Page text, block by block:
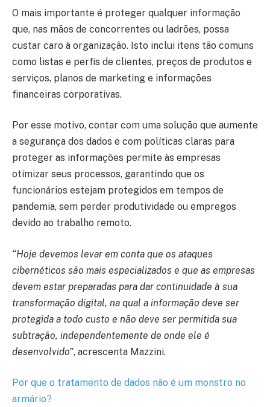
O mais importante é proteger qualquer informação
que, nas mãos de concorrentes ou ladrões, possa
custar caro à organização. Isto inclui itens tão comuns
como listas e perfis de clientes, preços de produtos e
serviços, planos de marketing e informações
financeiras corporativas.
Por esse motivo, contar com uma solução que aumente
a segurança dos dados e com políticas claras para
proteger as informações permite às empresas
otimizar seus processos, garantindo que os
funcionários estejam protegidos em tempos de
pandemia, sem perder produtividade ou empregos
devido ao trabalho remoto.
“Hoje devemos levar em conta que os ataques
cibernéticos são mais especializados e que as empresas
devem estar preparadas para dar continuidade à sua
transformação digital, na qual a informação deve ser
protegida a todo custo e não deve ser permitida sua
subtração, independentemente de onde ele é
desenvolvido”, acrescenta Mazzini.
Por que o tratamento de dados não é um monstro no
armário?